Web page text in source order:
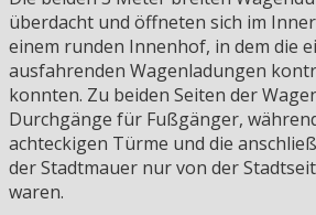
überdacht und öffneten sich im
einem runden Innenhof, in dem die
ausfahrenden Wagenladungen
konnten. Zu beiden Seiten der
Durchgänge für Fußgänger,
achteckigen Türme und die
der Stadtmauer nur von der
waren.